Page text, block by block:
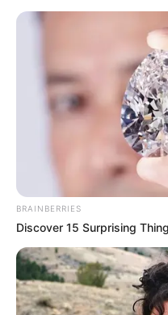
BRAINBERRIES
Discover 15 Surprising